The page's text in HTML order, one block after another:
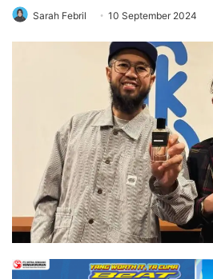
Sarah Febril 10 September 2024